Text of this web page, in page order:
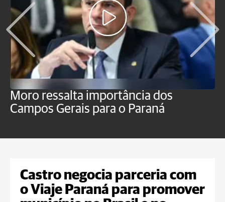
Moro ressalta importância dos
Campos Gerais para o Paraná
Castro negocia parceria com
o Viaje Paraná para promover